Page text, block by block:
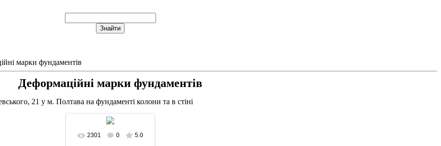
марки фундаментів
Деформаційні марки фундаментів
21 у м. Полтава на фундаменті колони та в стіні
В реальном размере
2301 0 5.0